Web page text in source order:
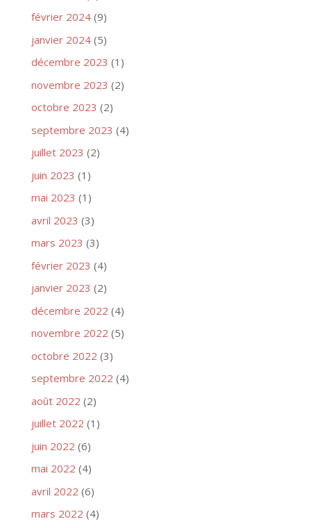
février 2024(9)
janvier 2024(5)
décembre 2023 (1)
novembre 2023 (2)
octobre 2023 (2)
septembre 2023 (4)
juillet 2023 (2)
juin 2023 (1)
mai 2023 (1)
avril 2023 (3)
mars 2023 (3)
février 2023 (4)
janvier 2023 (2)
décembre 2022 (4)
novembre 2022 (5)
octobre 2022 (3)
septembre 2022 (4)
août 2022 (2)
juillet 2022 (1)
juin 2022 (6)
mai 2022 (4)
avril 2022 (6)
mars 2022 (4)